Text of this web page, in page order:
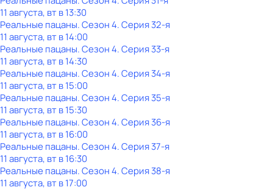
11 августа, вт в 13:30
Реальные пацаны. Сезон 4. Серия 32-я
11 августа, вт в 14:00
Реальные пацаны. Сезон 4. Серия 33-я
11 августа, вт в 14:30
Реальные пацаны. Сезон 4. Серия 34-я
11 августа, вт в 15:00
Реальные пацаны. Сезон 4. Серия 35-я
11 августа, вт в 15:30
Реальные пацаны. Сезон 4. Серия 36-я
11 августа, вт в 16:00
Реальные пацаны. Сезон 4. Серия 37-я
11 августа, вт в 16:30
Реальные пацаны. Сезон 4. Серия 38-я
11 августа, вт в 17:00